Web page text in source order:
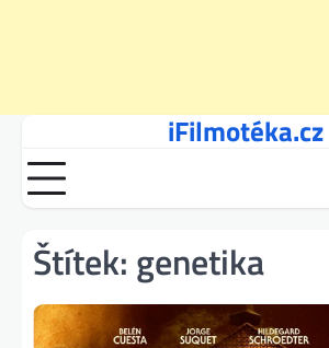
content
iFilmotéka.cz
Štítek: genetika